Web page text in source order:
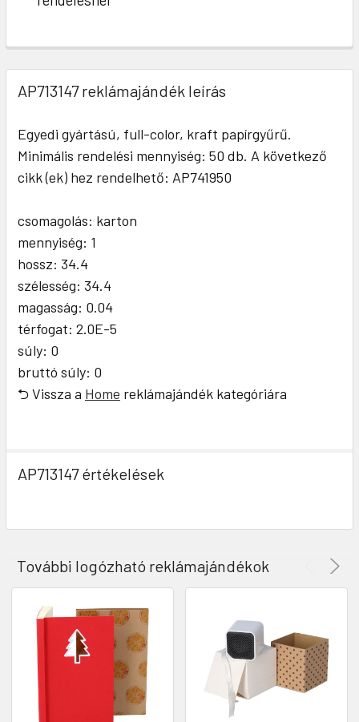
AP713147 reklámajándék leírás
Egyedi gyártású, full-color, kraft papírgyűrű.
Minimális rendelési mennyiség: 50 db. A következő
cikk (ek) hez rendelhető: AP741950
csomagolás: karton
mennyiség: 1
hossz: 34.4
szélesség: 34.4
magasság: 0.04
térfogat: 2.0E-5
súly: 0
bruttó súly: 0
⮌ Vissza a Home reklámajándék kategóriára
AP713147 értékelések
További logózható reklámajándékok